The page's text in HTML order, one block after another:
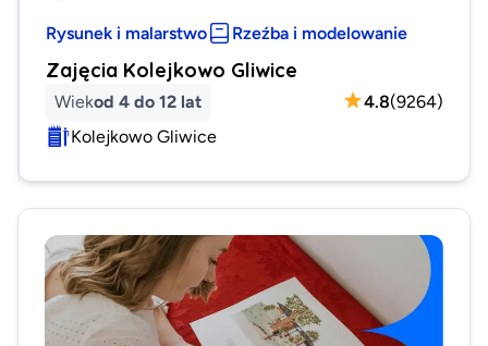
Rysunek i malarstwo Rzeźba i modelowanie
Zajęcia Kolejkowo Gliwice
Wiekod 4 do 12 lat 4.8(9264)
Kolejkowo Gliwice